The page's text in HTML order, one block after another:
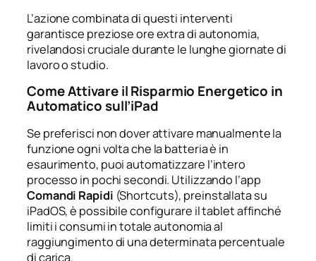
L’azione combinata di questi interventi
garantisce preziose ore extra di autonomia,
rivelandosi cruciale durante le lunghe giornate di
lavoro o studio.
Come Attivare il Risparmio Energetico in
Automatico sull’iPad
Se preferisci non dover attivare manualmente la
funzione ogni volta che la batteria è in
esaurimento, puoi automatizzare l’intero
processo in pochi secondi. Utilizzando l’app
Comandi Rapidi (Shortcuts), preinstallata su
iPadOS, è possibile configurare il tablet affinché
limiti i consumi in totale autonomia al
raggiungimento di una determinata percentuale
di carica.